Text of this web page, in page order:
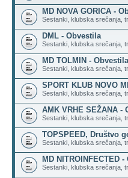
MD NOVA GORICA -
Sestanki, klubska srečanja,
DML - Obvestila
Sestanki, klubska srečanja,
MD TOLMIN - Obvestila
Sestanki, klubska srečanja,
SPORT KLUB NOVO
Sestanki, klubska srečanja,
AMK VRHE SEŽANA -
Sestanki, klubska srečanja,
TOPSPEED, Društvo
Sestanki, klubska srečanja,
MD NITROINFECTED
Sestanki, klubska srečanja,